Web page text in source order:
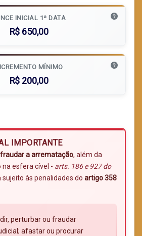
INICIAL 1ª DATA
R$ 650,00
MÍNIMO
R$ 200,00
IMPORTANTE
a arrematação, além da
na esfera cível - arts. 186 e 927 do
às penalidades do artigo 358
perturbar ou fraudar
afastar ou procurar